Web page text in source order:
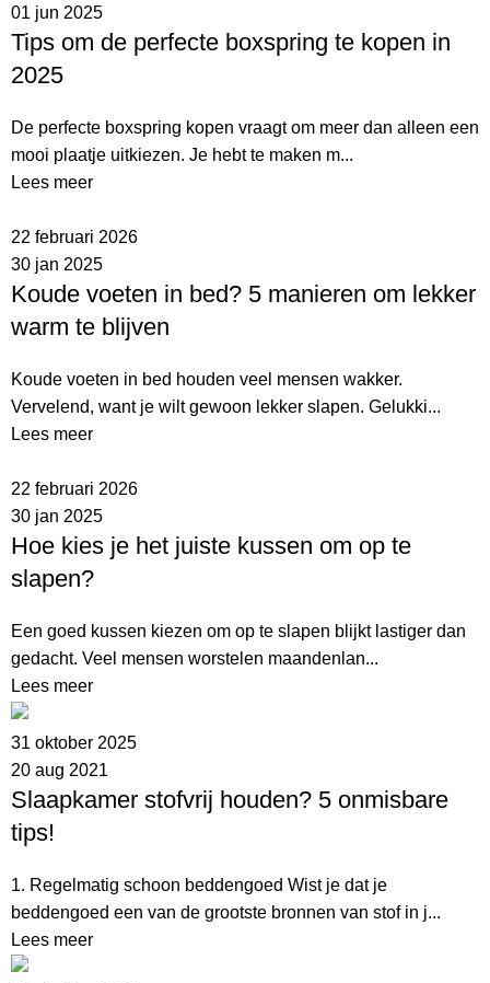
01 jun 2025
Tips om de perfecte boxspring te kopen in
2025
De perfecte boxspring kopen vraagt om meer dan alleen een
mooi plaatje uitkiezen. Je hebt te maken m...
Lees meer
22 februari 2026
30 jan 2025
Koude voeten in bed? 5 manieren om lekker
warm te blijven
Koude voeten in bed houden veel mensen wakker.
Vervelend, want je wilt gewoon lekker slapen. Gelukki...
Lees meer
22 februari 2026
30 jan 2025
Hoe kies je het juiste kussen om op te
slapen?
Een goed kussen kiezen om op te slapen blijkt lastiger dan
gedacht. Veel mensen worstelen maandenlan...
Lees meer
31 oktober 2025
20 aug 2021
Slaapkamer stofvrij houden? 5 onmisbare
tips!
1. Regelmatig schoon beddengoed Wist je dat je
beddengoed een van de grootste bronnen van stof in j...
Lees meer